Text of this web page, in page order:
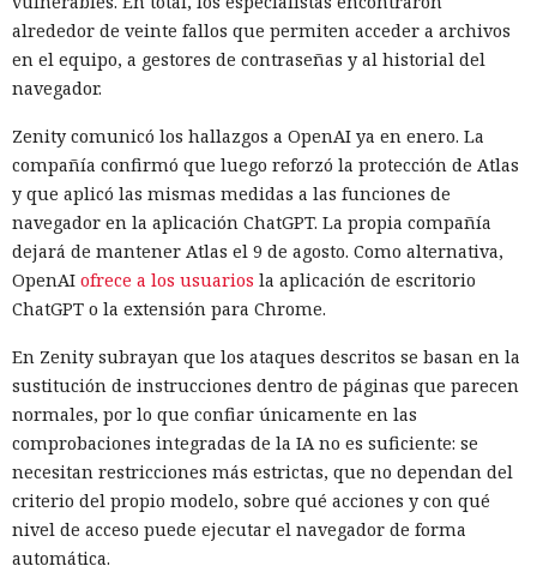
alrededor de veinte fallos que permiten acceder a archivos
en el equipo, a gestores de contraseñas y al historial del
navegador.
Zenity comunicó los hallazgos a OpenAI ya en enero. La
compañía confirmó que luego reforzó la protección de Atlas
y que aplicó las mismas medidas a las funciones de
navegador en la aplicación ChatGPT. La propia compañía
dejará de mantener Atlas el 9 de agosto. Como alternativa,
OpenAI ofrece a los usuarios la aplicación de escritorio
ChatGPT o la extensión para Chrome.
En Zenity subrayan que los ataques descritos se basan en la
sustitución de instrucciones dentro de páginas que parecen
normales, por lo que confiar únicamente en las
comprobaciones integradas de la IA no es suficiente: se
necesitan restricciones más estrictas, que no dependan del
criterio del propio modelo, sobre qué acciones y con qué
nivel de acceso puede ejecutar el navegador de forma
automática.